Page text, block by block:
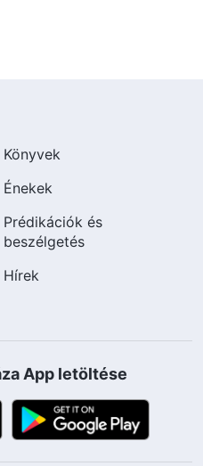
Könyvek
Énekek
Prédikációk és
beszélgetés
Hírek
App letöltése